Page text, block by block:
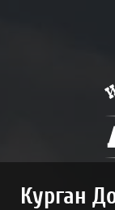
Курган